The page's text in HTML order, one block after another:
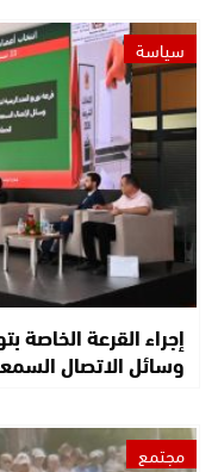
سياسة
إجراء القرعة الخاصة
وسائل الاتصال
مجتمع